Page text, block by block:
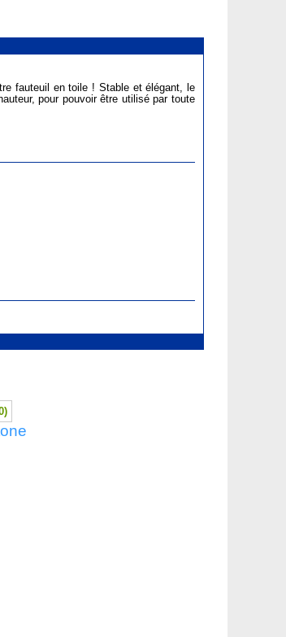
fauteuil en toile ! Stable et élégant, le
pour pouvoir être utilisé par toute